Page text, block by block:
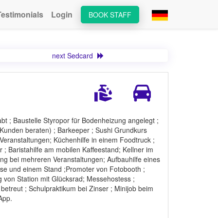
BOOK STAFF
Login
next Sedcard
; Baustelle Styropor für Bodenheizung angelegt ;
beraten) ; Barkeeper ; Sushi Grundkurs
Küchenhilfe in einem Foodtruck ;
Baristahilfe am mobilen Kaffeestand; Kellner im
bei mehreren Veranstaltungen; Aufbauhilfe eines
und einem Stand ;Promoter von Fotobooth ;
Station mit Glücksrad; Messehostess ;
; Schulpraktikum bei Zinser ; Minijob beim